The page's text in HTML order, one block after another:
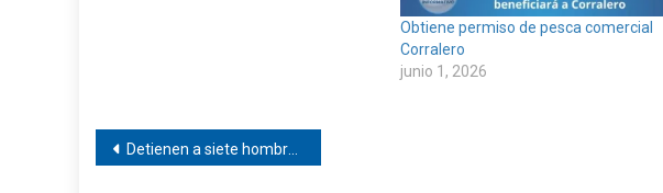
Obtiene permiso de pesca comercial
Corralero
junio 1, 2026
Navegación
Detienen a siete hombres tras enfrentamiento con policías en Cacahuatepec